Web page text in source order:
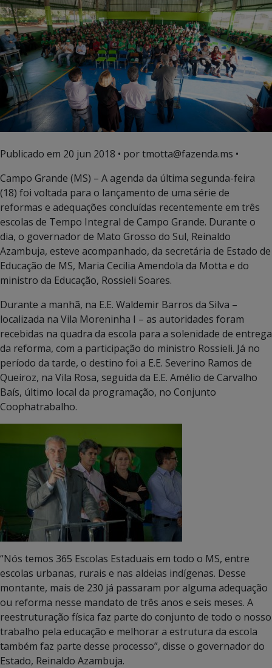
Publicado em 20 jun 2018 • por tmotta@fazenda.ms •
Campo Grande (MS) – A agenda da última segunda-feira
(18) foi voltada para o lançamento de uma série de
reformas e adequações concluídas recentemente em três
escolas de Tempo Integral de Campo Grande. Durante o
dia, o governador de Mato Grosso do Sul, Reinaldo
Azambuja, esteve acompanhado, da secretária de Estado de
Educação de MS, Maria Cecilia Amendola da Motta e do
ministro da Educação, Rossieli Soares.
Durante a manhã, na E.E. Waldemir Barros da Silva –
localizada na Vila Moreninha I – as autoridades foram
recebidas na quadra da escola para a solenidade de entrega
da reforma, com a participação do ministro Rossieli. Já no
período da tarde, o destino foi a E.E. Severino Ramos de
Queiroz, na Vila Rosa, seguida da E.E. Amélio de Carvalho
Baís, último local da programação, no Conjunto
Coophatrabalho.
“Nós temos 365 Escolas Estaduais em todo o MS, entre
escolas urbanas, rurais e nas aldeias indígenas. Desse
montante, mais de 230 já passaram por alguma adequação
ou reforma nesse mandato de três anos e seis meses. A
reestruturação física faz parte do conjunto de todo o nosso
trabalho pela educação e melhorar a estrutura da escola
também faz parte desse processo”, disse o governador do
Estado, Reinaldo Azambuja.